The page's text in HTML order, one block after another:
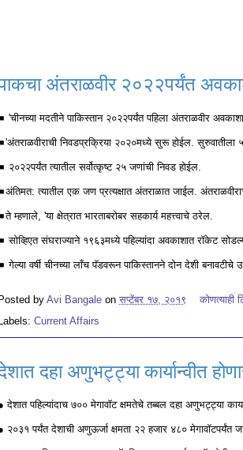
अंतराळवीर २०२२पर्यंत
◾️ 'चीनच्या मदतीने पाकिस्तान २०२२पर्यंत पहिला अंतराळवीर
◾️'अंतराळवीराची निवडप्रक्रिया २०२०मध्ये सुरू होईल.
◾️ २०२२पर्यंत त्यातील सर्वोत्कृष्ट २५ जणांची निवड होईल.
◾️अंतिमत: त्यातील एक जण प्रत्यक्षात अंतराळात जाईल.
◾️ते म्हणाले, 'या क्षेत्रात भारताबरोबर सहकार्य महत्त्वाचे ठरेल.
◾️ सोव्हिएत संघराज्याने १९६३मध्ये पहिल्यांदा अवकाशात रॉकेट
◾️ गेल्या वर्षी चीनच्या लाँच पॅडवरून पाकिस्तानने दोन देशी
Posted by Avi Bangale on सप्टेंबर १७, २०१९
कोणत्याही
Current Affairs
दहा अणुभट्ट्या कार्यान्वीत
देशात पहिल्यांदाच ७०० मेगावॉट क्षमतेचे तब्बल दहा अणुभट्ट्या
२०३१ पर्यंत देशाची अणुऊर्जा क्षमता २२ हजार ४८० मेगावॉटपर्यंत